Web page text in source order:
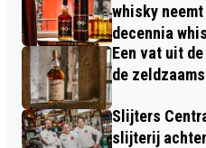
whisky
decennia
Een vat uit
de
Slijters
slijterij